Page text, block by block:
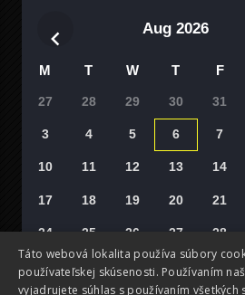
Aug 2026
M T W T F
27 28 29 30 31
3 4 5 6 7
10 11 12 13 14
17 18 19 20 21
24 25 26 27 28
31
Táto webová lokalita používa súbory
používateľskej skúsenosti. Používaním
vyjadrujete súhlas s používaním